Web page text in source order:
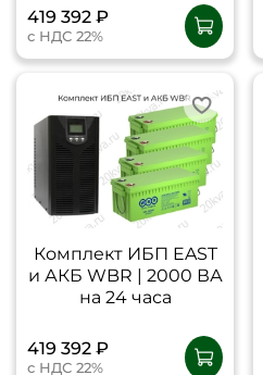
419 392 ₽
с НДС 22%
Комплект ИБП EAST
и АКБ WBR | 2000 ВА
на 24 часа
419 392 ₽
с НДС 22%